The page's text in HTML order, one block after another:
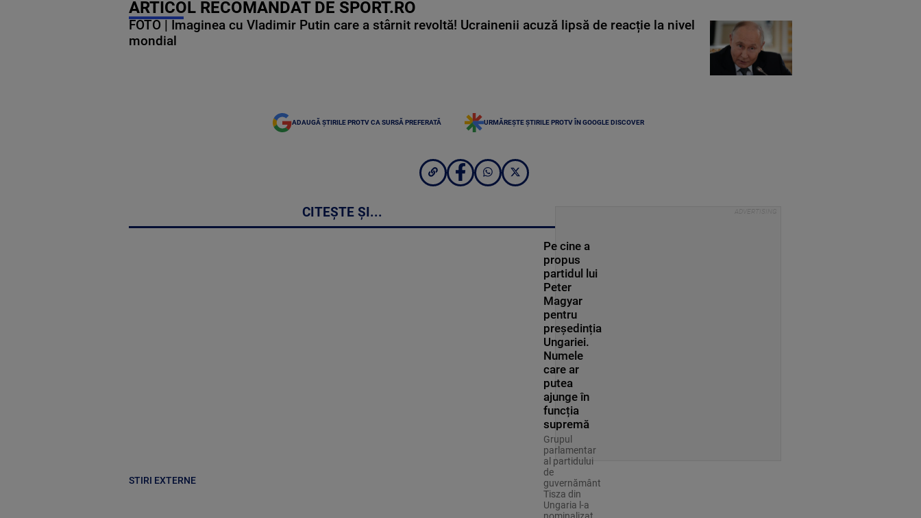
ARTICOL RECOMANDAT DE SPORT.RO
FOTO | Imaginea cu Vladimir Putin care a stârnit revoltă! Ucrainenii acuză lipsă de reacție la nivel
mondial
ADAUGĂ ȘTIRILE PROTV CA SURSĂ PREFERATĂ URMĂREȘTE ȘTIRILE PROTV ÎN GOOGLE DISCOVER
CITEȘTE ȘI...
STIRI EXTERNE
Pe cine a
propus
partidul lui
Peter
Magyar
pentru
președinția
Ungariei.
Numele
care ar
putea
ajunge în
funcția
supremă
Grupul
parlamentar
al partidului
de
guvernământ
Tisza din
Ungaria l-a
nominalizat